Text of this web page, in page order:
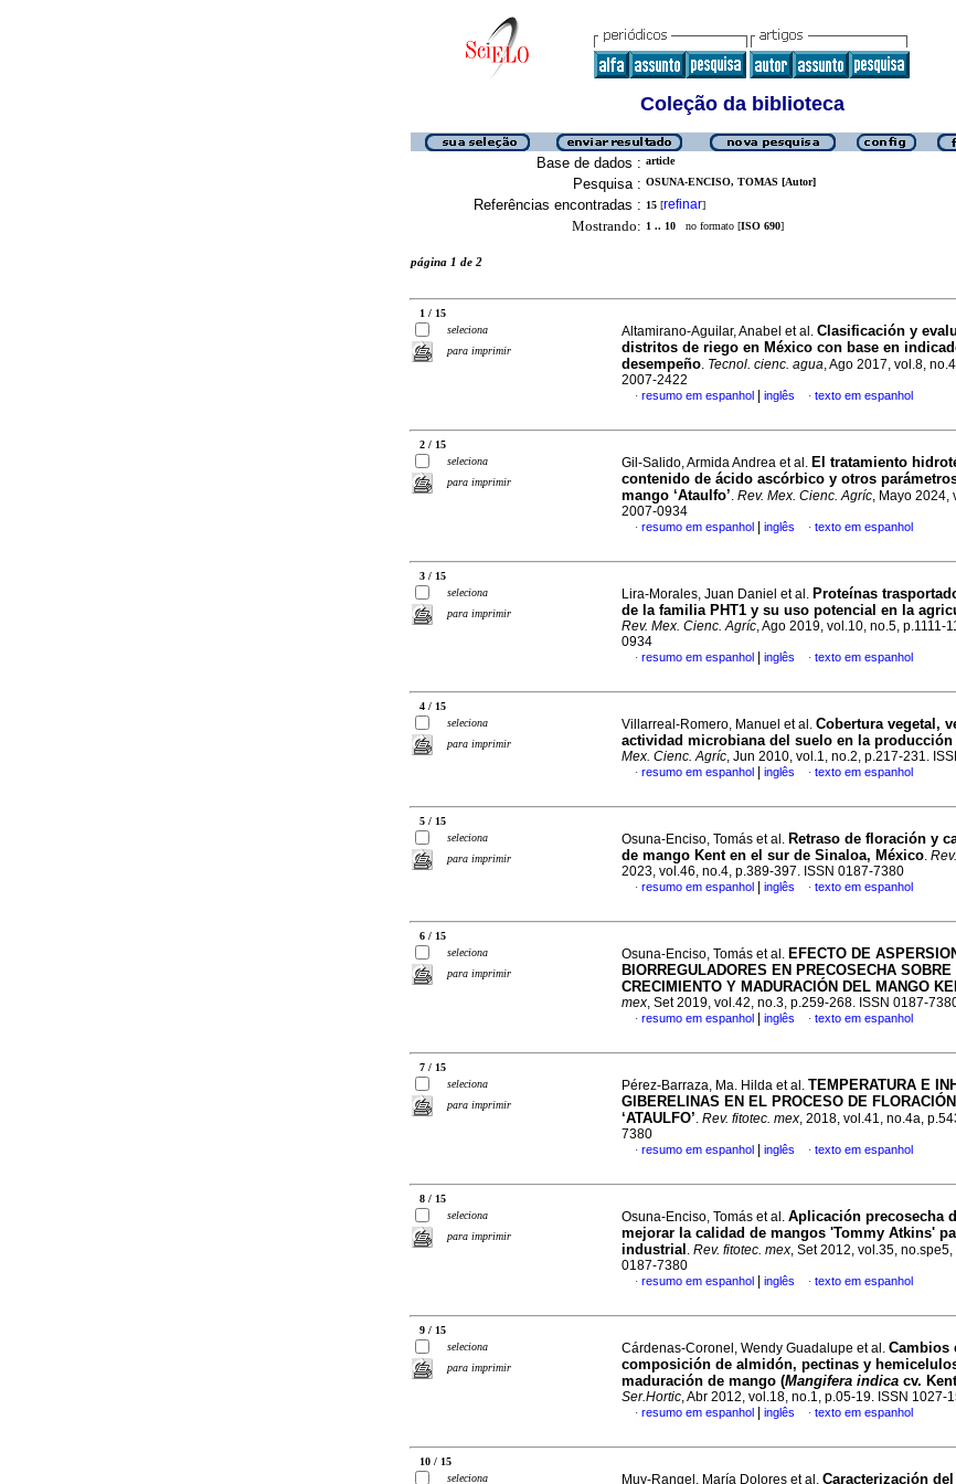
Coleção da biblioteca
Base de dados : article
Pesquisa : OSUNA-ENCISO, TOMAS [Autor]
Referências encontradas : 15 [refinar]
Mostrando: 1 .. 10 no formato [ISO 690]
página 1 de 2
1 / 15
seleciona
para imprimir
Altamirano-Aguilar, Anabel et al. Clasificación y
distritos de riego en México con base en
desempeño. Tecnol. cienc. agua, Ago 2017, vol.8,
2007-2422
· resumo em espanhol inglês · texto em espanhol
2 / 15
seleciona
para imprimir
Gil-Salido, Armida Andrea et al. El tratamiento
contenido de ácido ascórbico y otros
mango ‘Ataulfo’. Rev. Mex. Cienc. Agríc, Mayo 2024,
2007-0934
· resumo em espanhol inglês · texto em espanhol
3 / 15
seleciona
para imprimir
Lira-Morales, Juan Daniel et al. Proteínas
de la familia PHT1 y su uso potencial en la
Rev. Mex. Cienc. Agríc, Ago 2019, vol.10, no.5, p.1111-
0934
· resumo em espanhol inglês · texto em espanhol
4 / 15
seleciona
para imprimir
Villarreal-Romero, Manuel et al. Cobertura vegetal,
actividad microbiana del suelo en la producción
Mex. Cienc. Agríc, Jun 2010, vol.1, no.2, p.217-231.
· resumo em espanhol inglês · texto em espanhol
5 / 15
seleciona
para imprimir
Osuna-Enciso, Tomás et al. Retraso de floración y
de mango Kent en el sur de Sinaloa, México.
2023, vol.46, no.4, p.389-397. ISSN 0187-7380
· resumo em espanhol inglês · texto em espanhol
6 / 15
seleciona
para imprimir
Osuna-Enciso, Tomás et al. EFECTO DE
BIORREGULADORES EN PRECOSECHA SOBRE
CRECIMIENTO Y MADURACIÓN DEL MANGO
mex, Set 2019, vol.42, no.3, p.259-268. ISSN 0187-
· resumo em espanhol inglês · texto em espanhol
7 / 15
seleciona
para imprimir
Pérez-Barraza, Ma. Hilda et al. TEMPERATURA E
GIBERELINAS EN EL PROCESO DE
‘ATAULFO’. Rev. fitotec. mex, 2018, vol.41, no.4a,
7380
· resumo em espanhol inglês · texto em espanhol
8 / 15
seleciona
para imprimir
Osuna-Enciso, Tomás et al. Aplicación precosecha
mejorar la calidad de mangos 'Tommy Atkins'
industrial . Rev. fitotec. mex, Set 2012, vol.35, no.spe5,
0187-7380
· resumo em espanhol inglês · texto em espanhol
9 / 15
seleciona
para imprimir
Cárdenas-Coronel, Wendy Guadalupe et al. Cambios
composición de almidón, pectinas y
maduración de mango (Mangifera indica cv.
Ser.Hortic, Abr 2012, vol.18, no.1, p.05-19. ISSN 1027-
· resumo em espanhol inglês · texto em espanhol
10 / 15
seleciona
Muy-Rangel, María Dolores et al. Caracterización